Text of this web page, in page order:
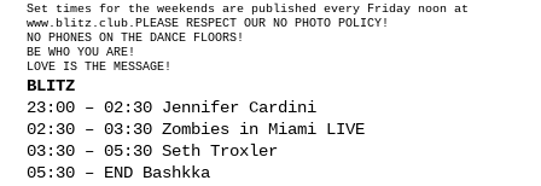
Set times for the weekends are published every Friday noon at
www.blitz.club.PLEASE RESPECT OUR NO PHOTO POLICY!
NO PHONES ON THE DANCE FLOORS!
BE WHO YOU ARE!
LOVE IS THE MESSAGE!
BLITZ
23:00 – 02:30 Jennifer Cardini
02:30 – 03:30 Zombies in Miami LIVE
03:30 – 05:30 Seth Troxler
05:30 – END Bashkka